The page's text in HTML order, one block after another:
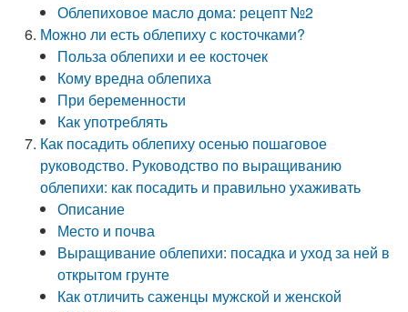
Облепиховое масло дома: рецепт №2
Можно ли есть облепиху с косточками?
Польза облепихи и ее косточек
Кому вредна облепиха
При беременности
Как употреблять
Как посадить облепиху осенью пошаговое
руководство. Руководство по выращиванию
облепихи: как посадить и правильно ухаживать
Описание
Место и почва
Выращивание облепихи: посадка и уход за ней в
открытом грунте
Как отличить саженцы мужской и женской